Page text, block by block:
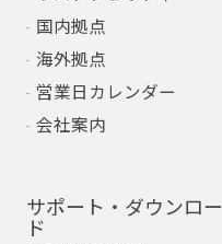
国内拠点
海外拠点
営業日カレンダー
会社案内
サポート・ダウンロー
ド